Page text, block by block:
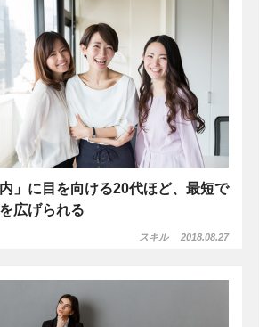
内」に目を向ける20代ほど、最短で
広げられる
スキル 2018.08.27